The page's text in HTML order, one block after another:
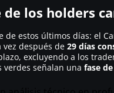
de los holders
estos últimos días: el
después de 29 días
excluyendo a los
señalan una fase